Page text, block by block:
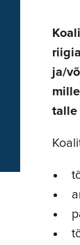
ja/
talle